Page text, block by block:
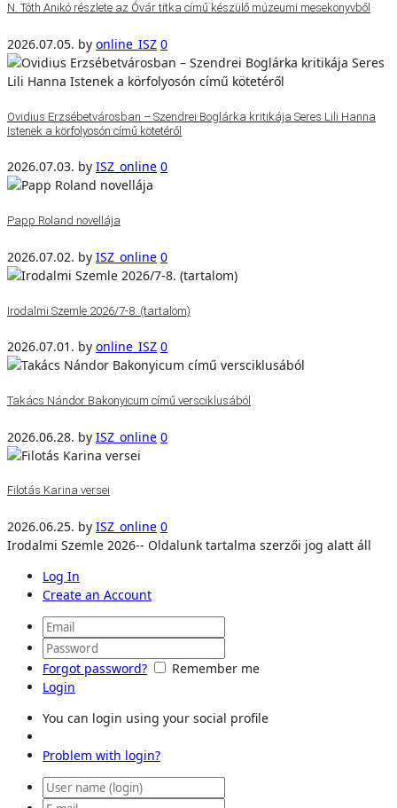
N. Tóth Anikó részlete az Óvár titka című készülő múzeumi mesekönyvből
2026.07.05. by online_ISZ 0
Ovidius Erzsébetvárosban – Szendrei Boglárka kritikája Seres Lili Hanna
Istenek a körfolyosón című kötetéről
2026.07.03. by ISZ_online 0
Papp Roland novellája
2026.07.02. by ISZ_online 0
Irodalmi Szemle 2026/7-8. (tartalom)
2026.07.01. by online_ISZ 0
Takács Nándor Bakonyicum című versciklusából
2026.06.28. by ISZ_online 0
Filotás Karina versei
2026.06.25. by ISZ_online 0
Irodalmi Szemle 2026-- Oldalunk tartalma szerzői jog alatt áll
Log In
Create an Account
Forgot password?
Remember me
Login
You can login using your social profile
Problem with login?